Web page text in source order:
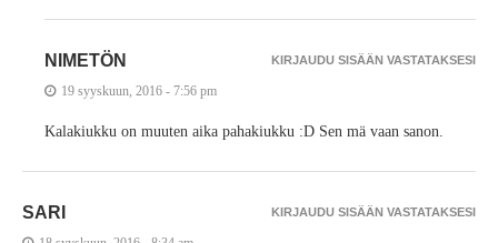
NIMETÖN
19 syyskuun, 2016 - 7:56 pm
Kalakiukku on muuten aika pahakiukku :D Sen mä vaan sanon.
KIRJAUDU SISÄÄN VASTATAKSESI
SARI KIRJAUDU SISÄÄN VASTATAKSESI